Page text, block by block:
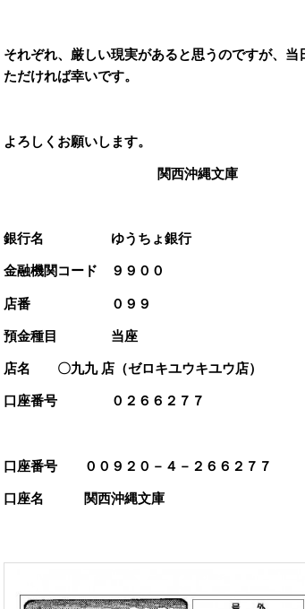
それぞれ、厳しい現実があると思うのですが、
ただければ幸いです。
よろしくお願いします。
関西沖縄文庫
銀行名 ゆうちょ銀行
金融機関コード ９９００
店番 ０９９
預金種目 当座
店名 〇九九 店（ゼロキユウキユウ店）
口座番号 ０２６６２７７
口座番号 ００９２０－４－２６６２７７
口座名 関西沖縄文庫